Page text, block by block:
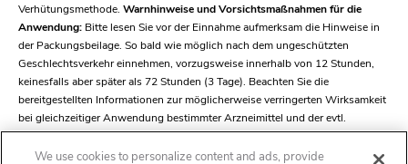
Verhütungsmethode. Warnhinweise und Vorsichtsmaßnahmen für die
Anwendung: Bitte lesen Sie vor der Einnahme aufmerksam die Hinweise in
der Packungsbeilage. So bald wie möglich nach dem ungeschützten
Geschlechtsverkehr einnehmen, vorzugsweise innerhalb von 12 Stunden,
keinesfalls aber später als 72 Stunden (3 Tage). Beachten Sie die
bereitgestellten Informationen zur möglicherweise verringerten Wirksamkeit
bei gleichzeitiger Anwendung bestimmter Arzneimittel und der evtl.
erforderlichen Dosisanpassung. Für alle Frauen im gebärfähigen Alter
geeignet, auch für Jugendliche. Verschiebt den Eisprung. Nicht für die
We use cookies to personalize content and ads, provide